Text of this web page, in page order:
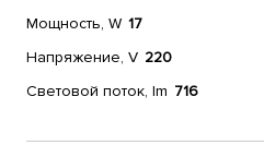
Мощность, W 17
Напряжение, V 220
Световой поток, lm 716